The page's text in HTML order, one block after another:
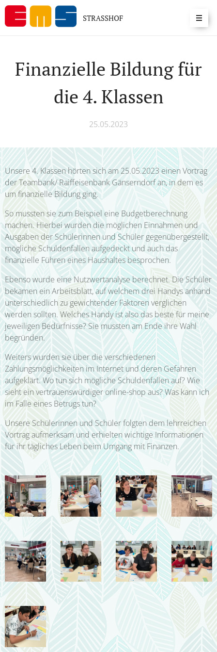
STRASSHOF
Finanzielle Bildung für
die 4. Klassen
25.05.2023
Unsere 4. Klassen hörten sich am 25.05.2023 einen Vortrag
der Teambank/ Raiffeisenbank Gänserndorf an, in dem es
um finanzielle Bildung ging.
So mussten sie zum Beispiel eine Budgetberechnung
machen. Hierbei wurden die möglichen Einnahmen und
Ausgaben der Schülerinnen und Schüler gegenübergestellt,
mögliche Schuldenfallen aufgedeckt und auch das
finanzielle Führen eines Haushaltes besprochen.
Ebenso wurde eine Nutzwertanalyse berechnet. Die Schüler
bekamen ein Arbeitsblatt, auf welchem drei Handys anhand
unterschiedlich zu gewichtender Faktoren verglichen
werden sollten. Welches Handy ist also das beste für meine
jeweiligen Bedürfnisse? Sie mussten am Ende ihre Wahl
begründen.
Weiters wurden sie über die verschiedenen
Zahlungsmöglichkeiten im Internet und deren Gefahren
aufgeklärt. Wo tun sich mögliche Schuldenfallen auf? Wie
sieht ein vertrauenswürdiger online-shop aus? Was kann ich
im Falle eines Betrugs tun?
Unsere Schülerinnen und Schüler folgten dem lehrreichen
Vortrag aufmerksam und erhielten wichtige Informationen
für ihr tägliches Leben beim Umgang mit Finanzen.